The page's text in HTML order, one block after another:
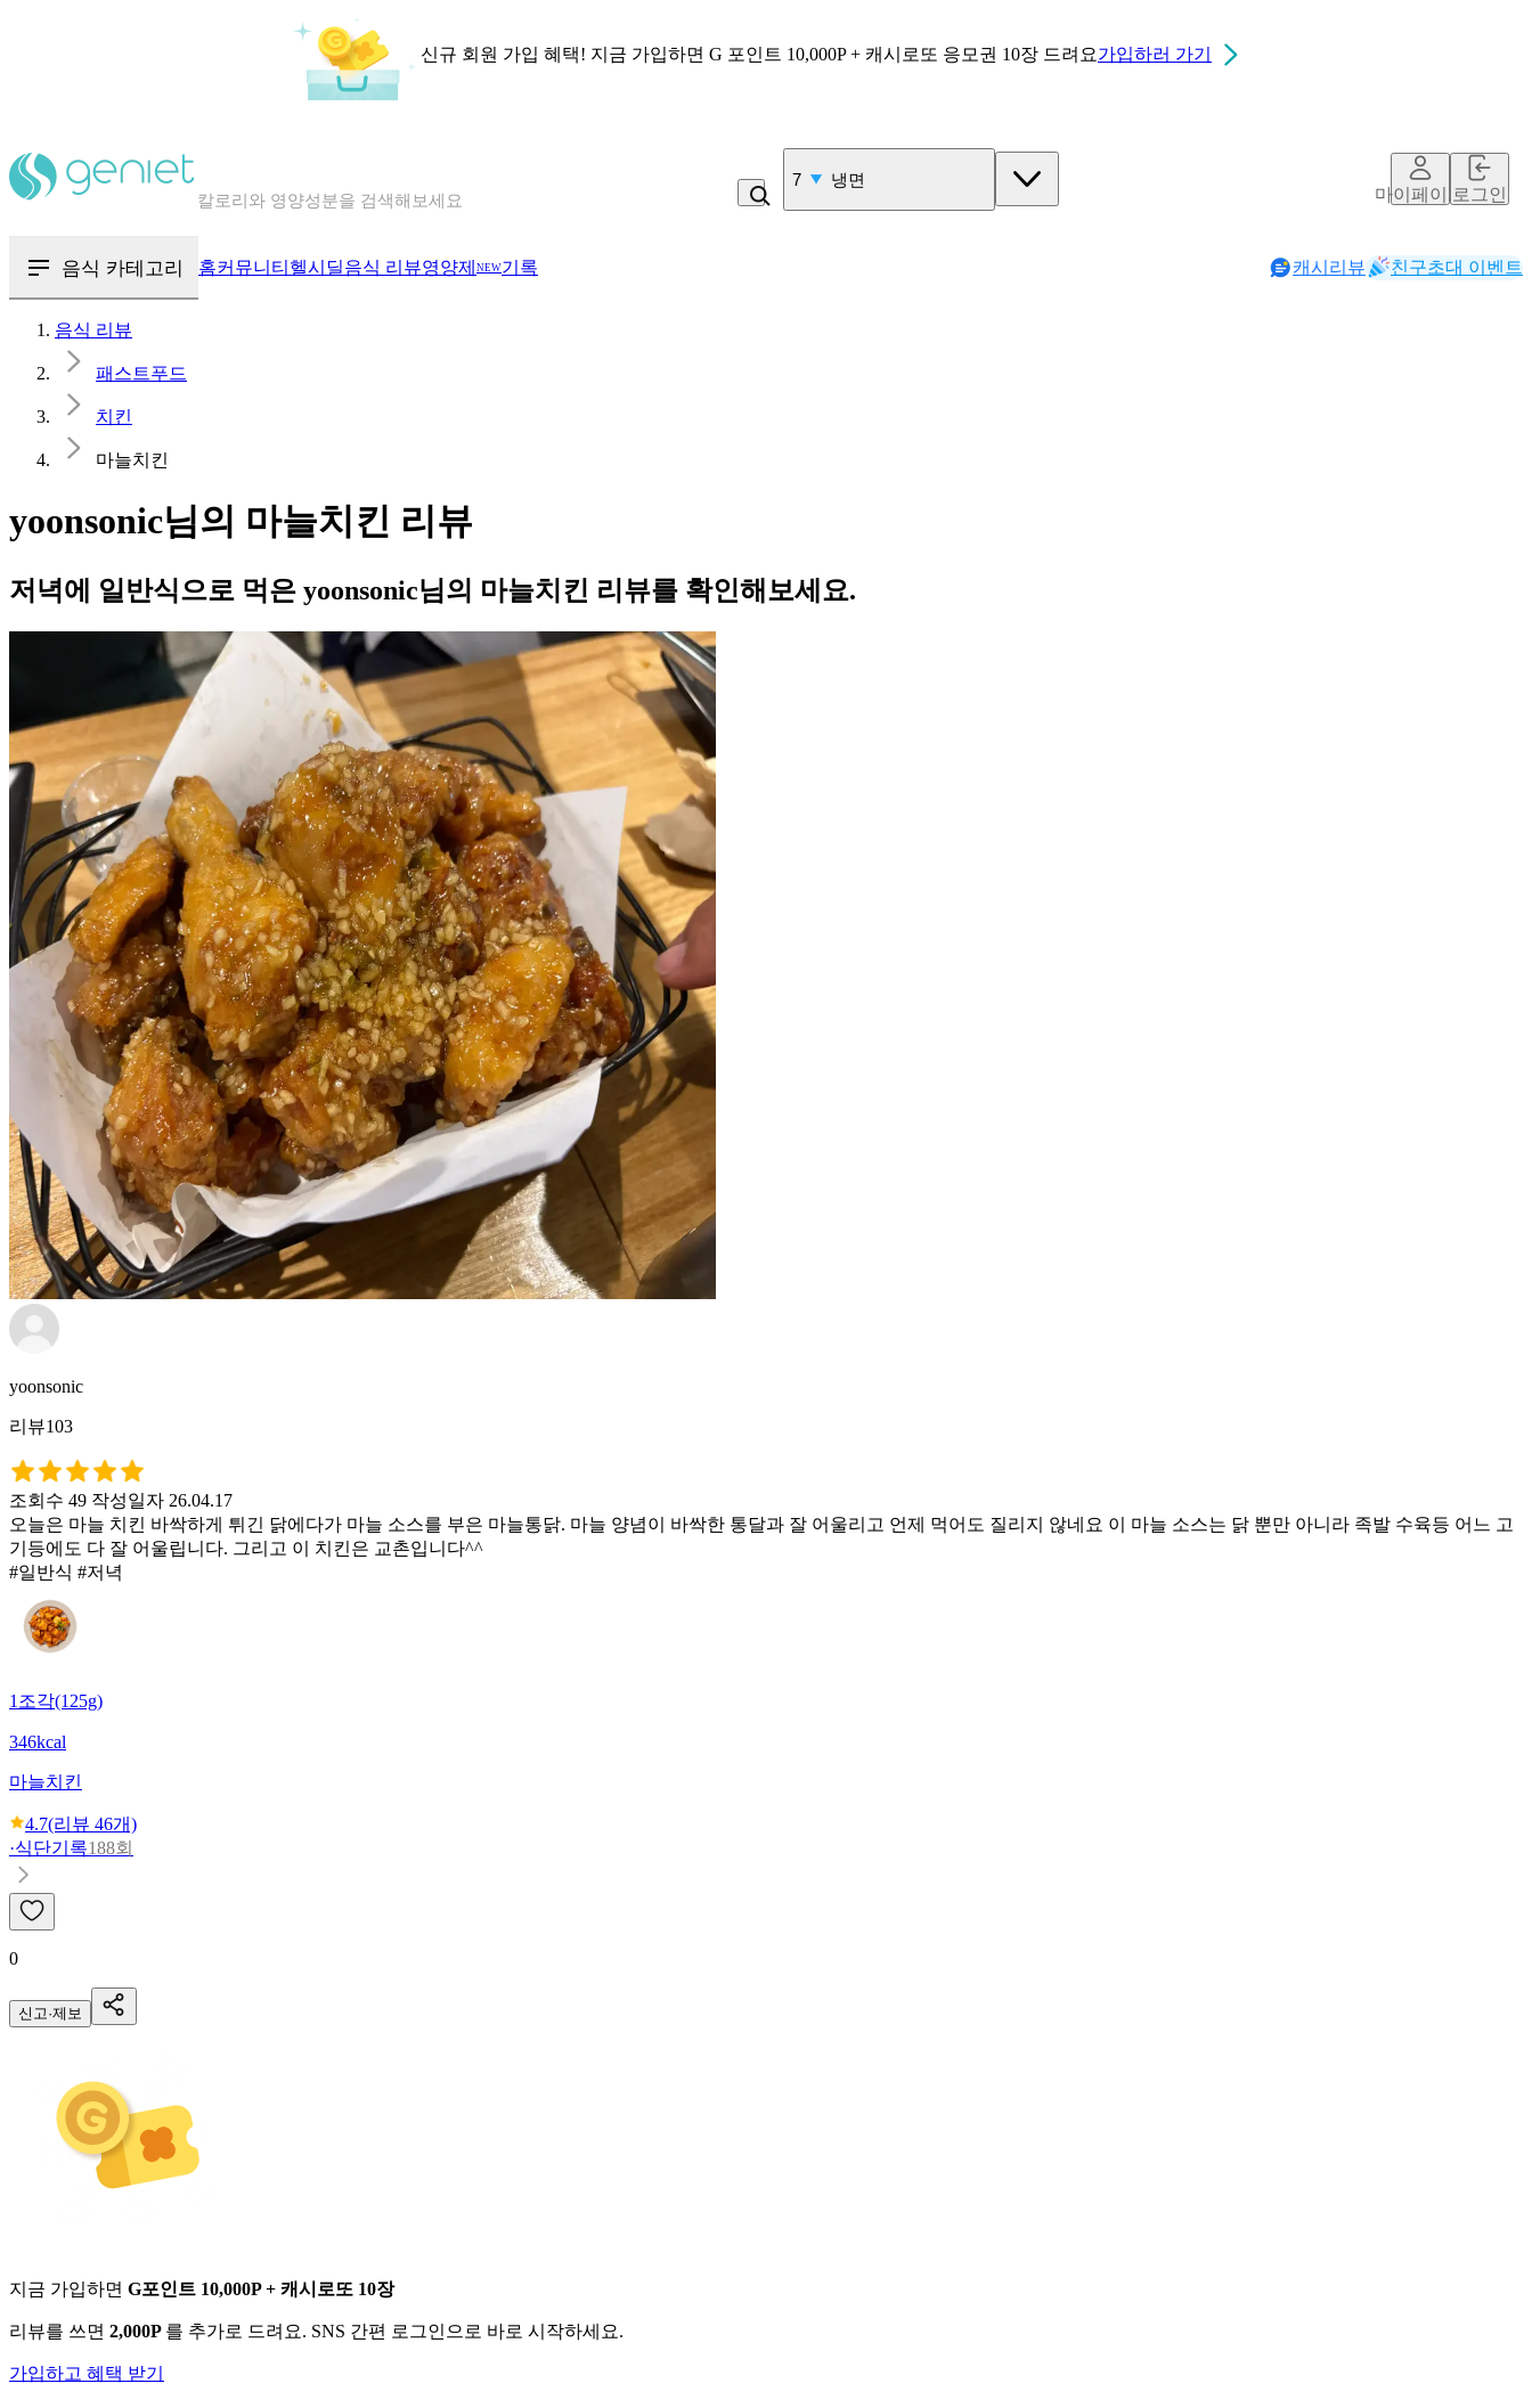
신규 회원 가입 혜택! 지금 가입하면 G 포인트 10,000P + 캐시로또 응모권 10장 드려요가입하러 가기
혈당 · 다이어트 음식 검색해보세요
7 냉면
마이페이지로그인
음식 카테고리 홈커뮤니티 헬시딜음식 리뷰영양제 NEW기록 캐시리뷰 친구초대 이벤트
음식 리뷰
패스트푸드
치킨
마늘치킨
yoonsonic님의 마늘치킨 리뷰
저녁에 일반식으로 먹은 yoonsonic님의 마늘치킨 리뷰를 확인해보세요.
yoonsonic
리뷰103
조회수 49 작성일자 26.04.17
오늘은 마늘 치킨 바싹하게 튀긴 닭에다가 마늘 소스를 부은 마늘통닭. 마늘 양념이 바싹한 통달과 잘 어울리고 언제 먹어도 질리지 않네요 이 마늘 소스는 닭 뿐만 아니라 족발 수육등 어느 고
기등에도 다 잘 어울립니다. 그리고 이 치킨은 교촌입니다^^
#일반식 #저녁
1조각(125g)
346kcal
마늘치킨
4.7(리뷰 46개)
·식단기록188회
0
신고·제보
지금 가입하면 G포인트 10,000P + 캐시로또 10장
리뷰를 쓰면 2,000P 를 추가로 드려요. SNS 간편 로그인으로 바로 시작하세요.
가입하고 혜택 받기